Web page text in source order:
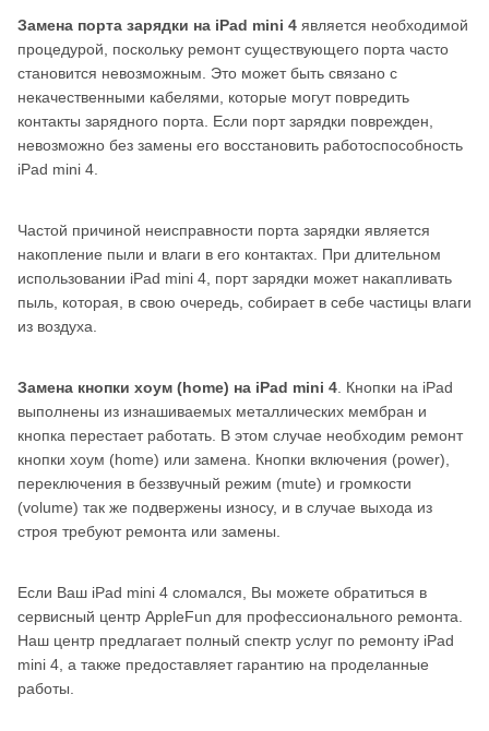
Замена порта зарядки на iPad mini 4 является необходимой
процедурой, поскольку ремонт существующего порта часто
становится невозможным. Это может быть связано с
некачественными кабелями, которые могут повредить
контакты зарядного порта. Если порт зарядки поврежден,
невозможно без замены его восстановить работоспособность
iPad mini 4.
Частой причиной неисправности порта зарядки является
накопление пыли и влаги в его контактах. При длительном
использовании iPad mini 4, порт зарядки может накапливать
пыль, которая, в свою очередь, собирает в себе частицы влаги
из воздуха.
Замена кнопки хоум (home) на iPad mini 4 . Кнопки на iPad
выполнены из изнашиваемых металлических мембран и
кнопка перестает работать. В этом случае необходим ремонт
кнопки хоум (home) или замена. Кнопки включения (power),
переключения в беззвучный режим (mute) и громкости
(volume) так же подвержены износу, и в случае выхода из
строя требуют ремонта или замены.
Если Ваш iPad mini 4 сломался, Вы можете обратиться в
сервисный центр AppleFun для профессионального ремонта.
Наш центр предлагает полный спектр услуг по ремонту iPad
mini 4, а также предоставляет гарантию на проделанные
работы.